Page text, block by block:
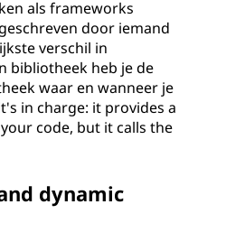
als frameworks
door iemand
verschil in
bibliotheek heb je de
waar en wanneer je
in charge: it provides a
code, but it calls the
dynamic